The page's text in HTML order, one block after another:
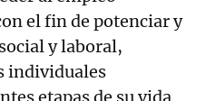
el fin de potenciar y
y laboral,
individuales